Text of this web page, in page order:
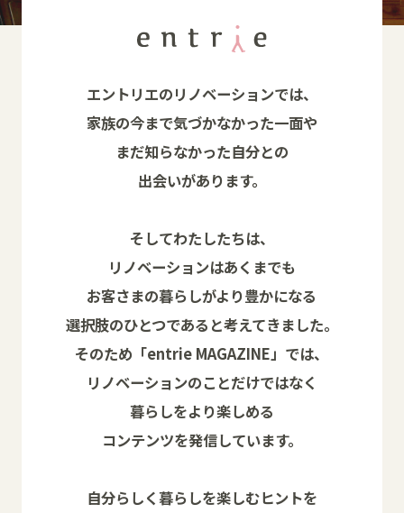
エントリエのリノベーションでは、
家族の今まで気づかなかった一面や
まだ知らなかった自分との
出会いがあります。
そしてわたしたちは、
リノベーションはあくまでも
お客さまの暮らしがより豊かになる
選択肢のひとつであると考えてきました。
そのため「entrie MAGAZINE」では、
リノベーションのことだけではなく
暮らしをより楽しめる
コンテンツを発信しています。
自分らしく暮らしを楽しむヒントを